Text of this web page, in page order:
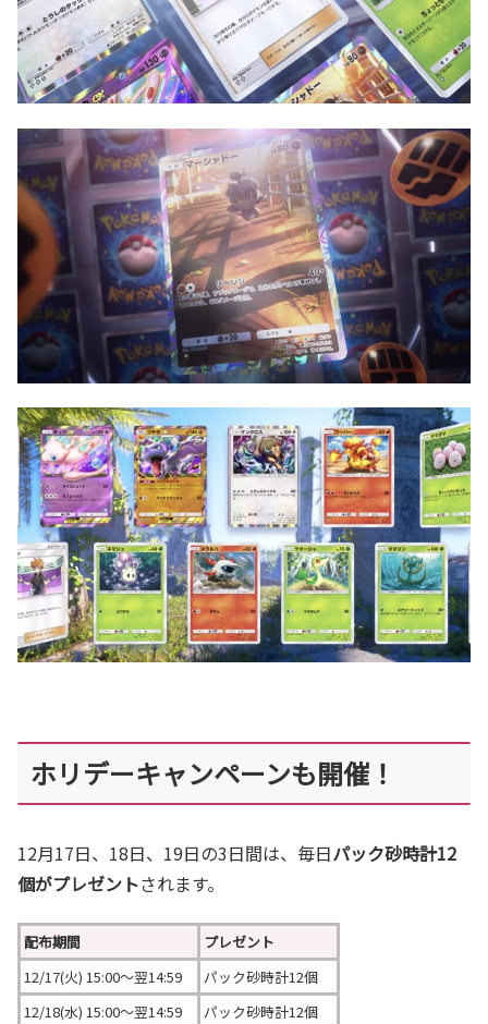
ホリデーキャンペーンも開催！
12月17日、18日、19日の3日間は、毎日パック砂時計12
個がプレゼントされます。
配布期間
プレゼント
12/17(火) 15:00～翌14:59
パック砂時計12個
12/18(水) 15:00～翌14:59
パック砂時計12個